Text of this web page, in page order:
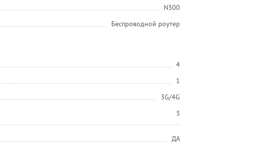
N300
Беспроводной роутер
4
1
3G/4G
3
ДА